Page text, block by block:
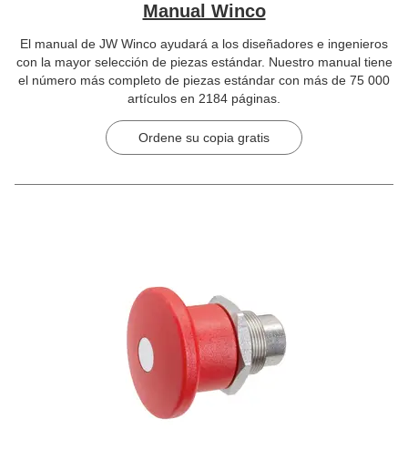
Manual Winco
El manual de JW Winco ayudará a los diseñadores e ingenieros
con la mayor selección de piezas estándar. Nuestro manual tiene
el número más completo de piezas estándar con más de 75 000
artículos en 2184 páginas.
Ordene su copia gratis